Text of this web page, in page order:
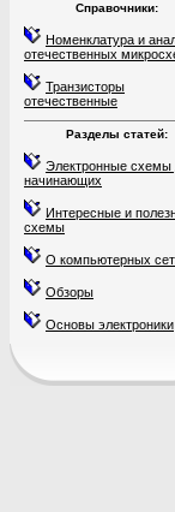
Справочники:
Номенклатура и
отечественных
Транзисторы
отечественные
Разделы статей:
Электронные схемы
начинающих
Интересные и
схемы
О компьютерных
Обзоры
Основы электроники